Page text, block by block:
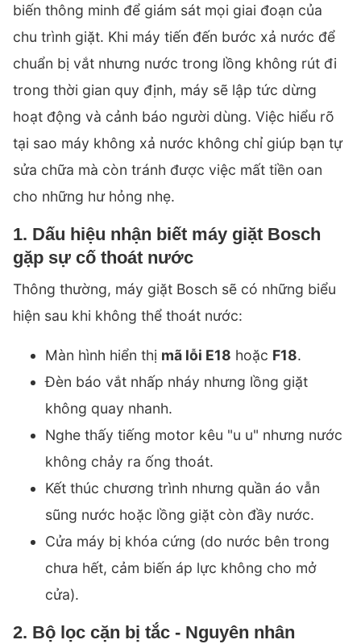
biến thông minh để giám sát mọi giai đoạn của
chu trình giặt. Khi máy tiến đến bước xả nước để
chuẩn bị vắt nhưng nước trong lồng không rút đi
trong thời gian quy định, máy sẽ lập tức dừng
hoạt động và cảnh báo người dùng. Việc hiểu rõ
tại sao máy không xả nước không chỉ giúp bạn tự
sửa chữa mà còn tránh được việc mất tiền oan
cho những hư hỏng nhẹ.
1. Dấu hiệu nhận biết máy giặt Bosch
gặp sự cố thoát nước
Thông thường, máy giặt Bosch sẽ có những biểu
hiện sau khi không thể thoát nước:
Màn hình hiển thị mã lỗi E18 hoặc F18.
Đèn báo vắt nhấp nháy nhưng lồng giặt
không quay nhanh.
Nghe thấy tiếng motor kêu "u u" nhưng nước
không chảy ra ống thoát.
Kết thúc chương trình nhưng quần áo vẫn
sũng nước hoặc lồng giặt còn đầy nước.
Cửa máy bị khóa cứng (do nước bên trong
chưa hết, cảm biến áp lực không cho mở
cửa).
2. Bộ lọc cặn bị tắc - Nguyên nhân